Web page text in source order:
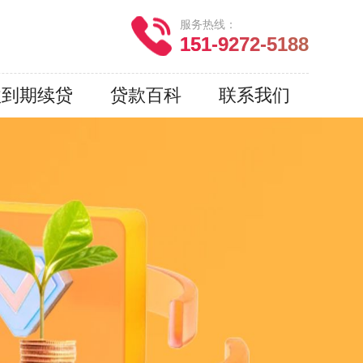
服务热线：
151-9272-5188
期续贷 贷款百科 联系我们